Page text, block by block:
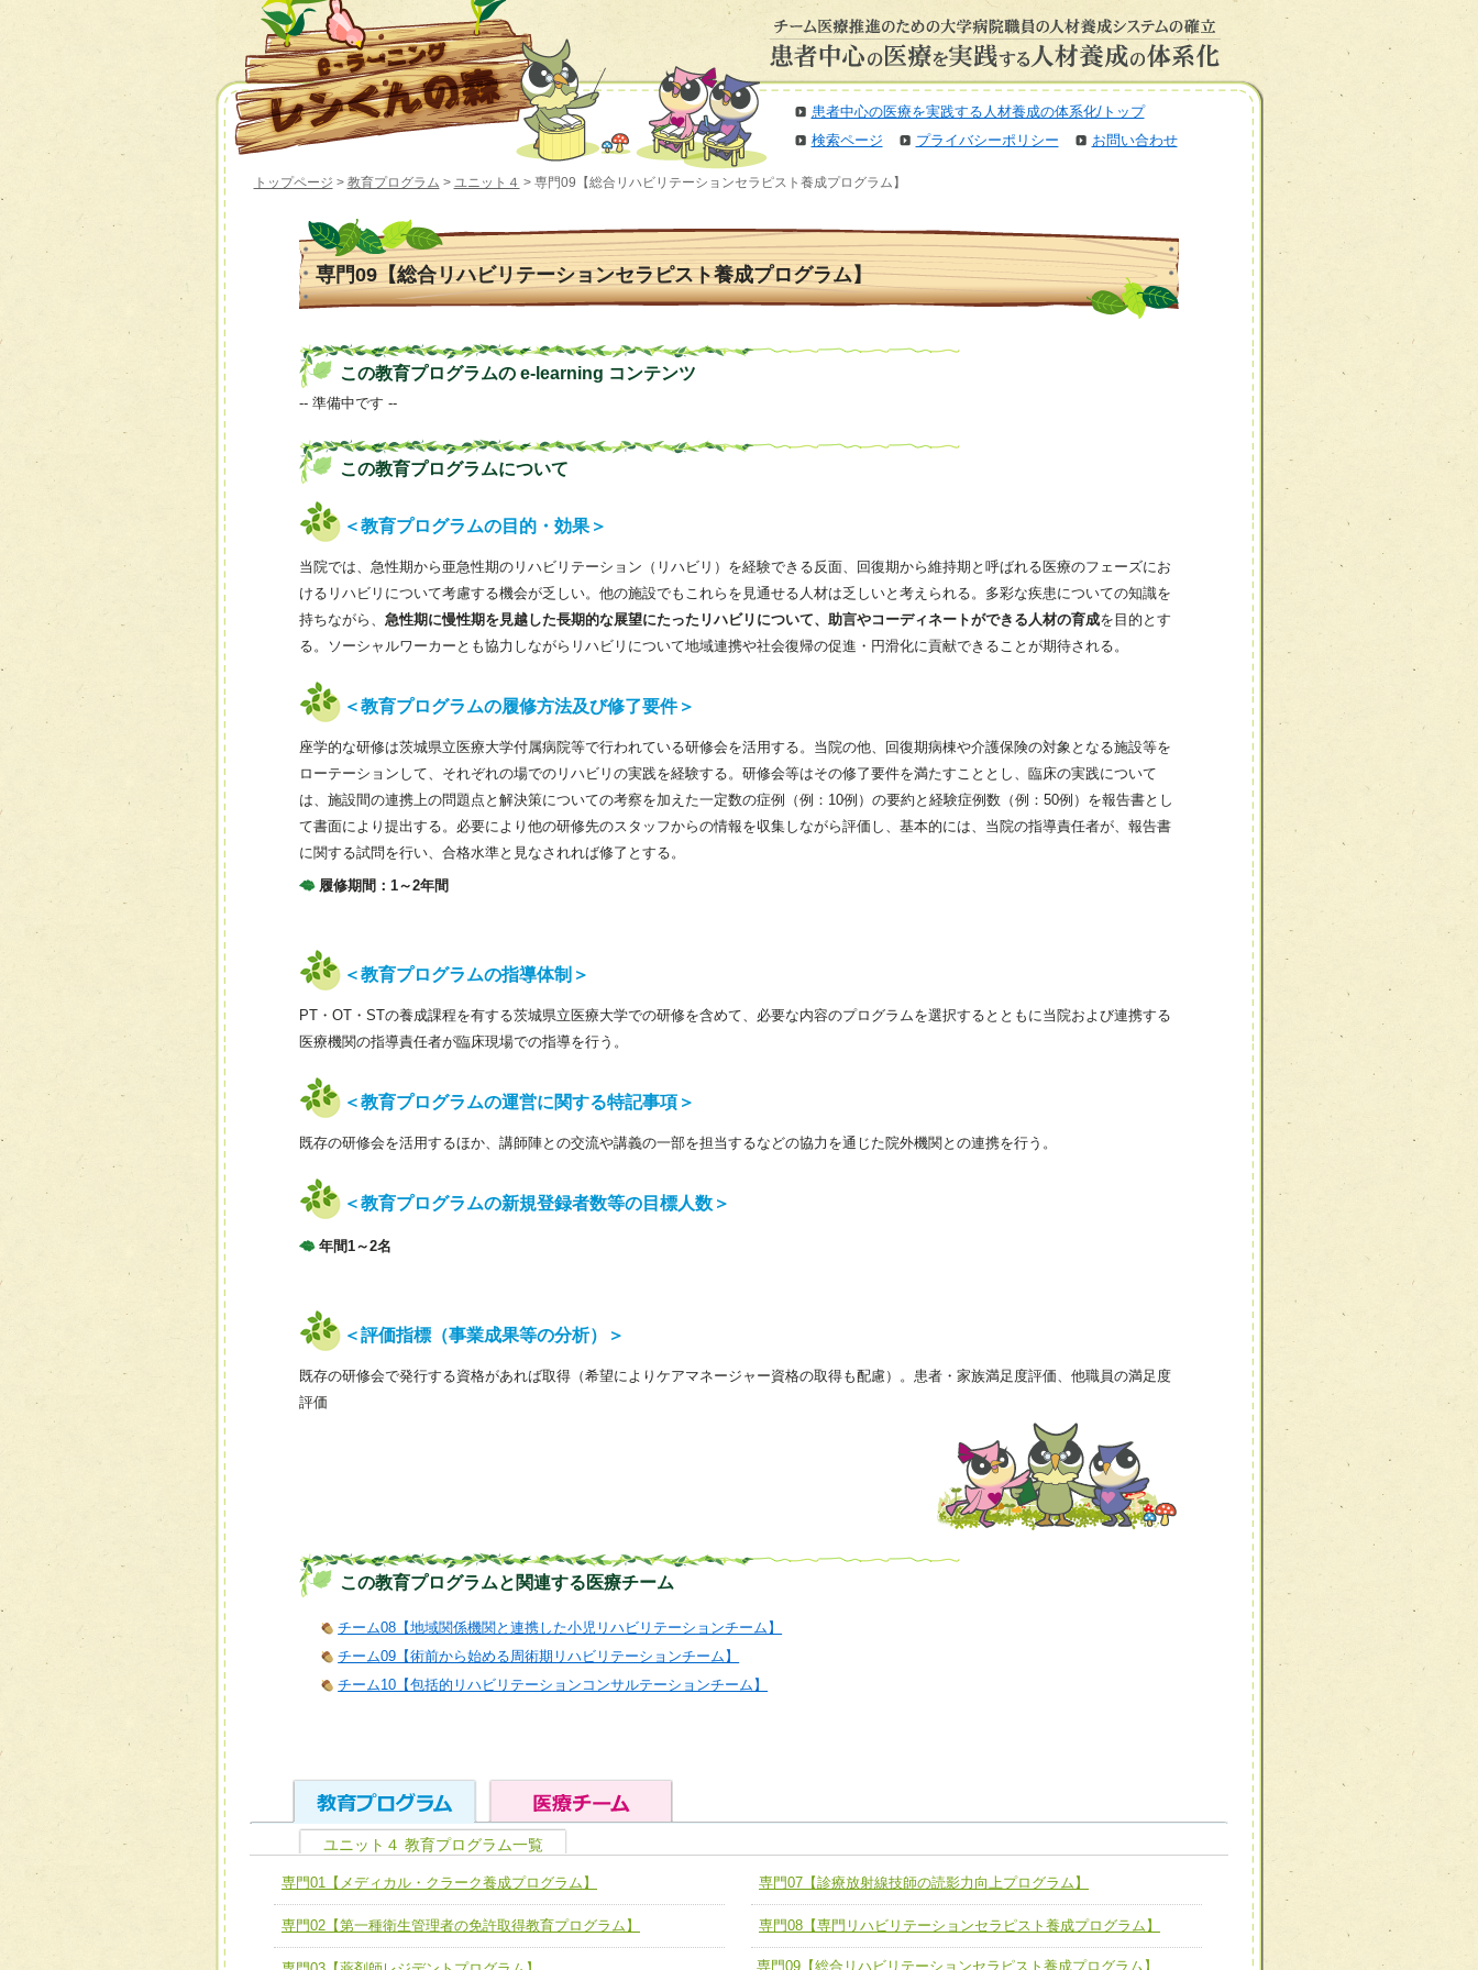
患者中心の医療を実践する人材養成の体系化/トップ
検索ページ
プライバシーポリシー お問い合わせ
トップページ > 教育プログラム > ユニット４ > 専門09【総合リハビリテーションセラピスト養成プログラム】
専門09【総合リハビリテーションセラピスト養成プログラム】
この教育プログラムの e-learning コンテンツ
-- 準備中です --
この教育プログラムについて
＜教育プログラムの目的・効果＞
当院では、急性期から亜急性期のリハビリテーション（リハビリ）を経験できる反面、回復期から維持期と呼ばれる医療のフェーズにお
けるリハビリについて考慮する機会が乏しい。他の施設でもこれらを見通せる人材は乏しいと考えられる。多彩な疾患についての知識を
持ちながら、 急性期に慢性期を見越した長期的な展望にたったリハビリについて、助言やコーディネートができる人材の育成を目的とす
る。ソーシャルワーカーとも協力しながらリハビリについて地域連携や社会復帰の促進・円滑化に貢献できることが期待される。
＜教育プログラムの履修方法及び修了要件＞
座学的な研修は茨城県立医療大学付属病院等で行われている研修会を活用する。当院の他、回復期病棟や介護保険の対象となる施設等を
ローテーションして、それぞれの場でのリハビリの実践を経験する。研修会等はその修了要件を満たすこととし、臨床の実践について
は、施設間の連携上の問題点と解決策についての考察を加えた一定数の症例（例：10例）の要約と経験症例数（例：50例）を報告書とし
て書面により提出する。必要により他の研修先のスタッフからの情報を収集しながら評価し、基本的には、当院の指導責任者が、報告書
に関する試問を行い、合格水準と見なされれば修了とする。
履修期間：1～2年間
＜教育プログラムの指導体制＞
PT・OT・STの養成課程を有する茨城県立医療大学での研修を含めて、必要な内容のプログラムを選択するとともに当院および連携する
医療機関の指導責任者が臨床現場での指導を行う。
＜教育プログラムの運営に関する特記事項＞
既存の研修会を活用するほか、講師陣との交流や講義の一部を担当するなどの協力を通じた院外機関との連携を行う。
＜教育プログラムの新規登録者数等の目標人数＞
年間1～2名
＜評価指標（事業成果等の分析）＞
既存の研修会で発行する資格があれば取得（希望によりケアマネージャー資格の取得も配慮）。患者・家族満足度評価、他職員の満足度
評価
この教育プログラムと関連する医療チーム
チーム08【地域関係機関と連携した小児リハビリテーションチーム】
チーム09【術前から始める周術期リハビリテーションチーム】
チーム10【包括的リハビリテーションコンサルテーションチーム】
ユニット１ 医療人としての基礎能力
全人的医療を実践する医療人として、必要な基礎能力を身につ
ける
ユニット２ チーム医療構成力
ユニット４ 専門能力拡大・向上
各職種のスキルを拡大・向上させ、新たな可能性を広げる
ユニット５ 人材養成力
チーム01【病院内横断的問題解決チーム】
チーム02【地域医療連携推進による高度医療を必要とする在
チーム14【苦情・クレーム・暴力対応支援チーム】
チーム15【人材養成エキスパートチーム】
ユニット４ 教育プログラム一覧
専門01【メディカル・クラーク養成プログラム】
専門02【第一種衛生管理者の免許取得教育プログラム】
専門07【診療放射線技師の読影力向上プログラム】
専門08【専門リハビリテーションセラピスト養成プログラム】
専門09【総合リハビリテーションセラピスト養成プログラム】